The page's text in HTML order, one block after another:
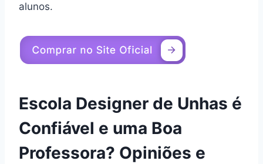
alunos.
Escola Designer de Unhas é
Confiável e uma Boa
Professora? Opiniões e